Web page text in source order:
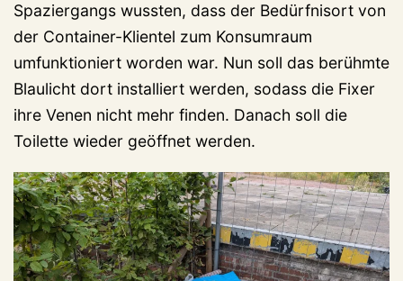
Spaziergangs wussten, dass der Bedürfnisort von
der Container-Klientel zum Konsumraum
umfunktioniert worden war. Nun soll das berühmte
Blaulicht dort installiert werden, sodass die Fixer
ihre Venen nicht mehr finden. Danach soll die
Toilette wieder geöffnet werden.